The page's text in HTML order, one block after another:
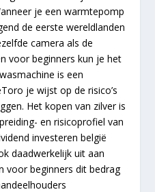
je een warmtepomp
de eerste wereldlanden
camera als de
voor beginners kun je het
is een
je wijst op de risico’s
Het kopen van zilver is
en risicoprofiel van
investeren belgië
daadwerkelijk uit aan
voor beginners dit bedrag